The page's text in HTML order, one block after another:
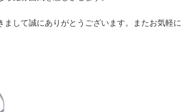
して誠にありがとうございます。またお気軽に